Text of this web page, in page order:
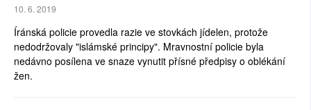
10. 6. 2019
Íránská policie provedla razie ve stovkách jídelen, protože
nedodržovaly "islámské principy". Mravnostní policie byla
nedávno posílena ve snaze vynutit přísné předpisy o oblékání
žen.